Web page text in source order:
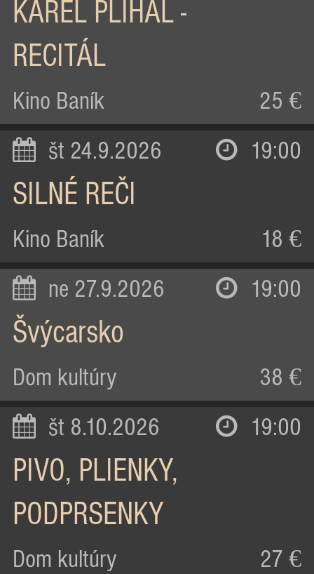
KAREL PLÍHAL -
RECITÁL
Kino Baník 25 €
št 24.9.2026 19:00
SILNÉ REČI
Kino Baník 18 €
ne 27.9.2026 19:00
Švýcarsko
Dom kultúry 38 €
št 8.10.2026 19:00
PIVO, PLIENKY,
PODPRSENKY
Dom kultúry 27 €